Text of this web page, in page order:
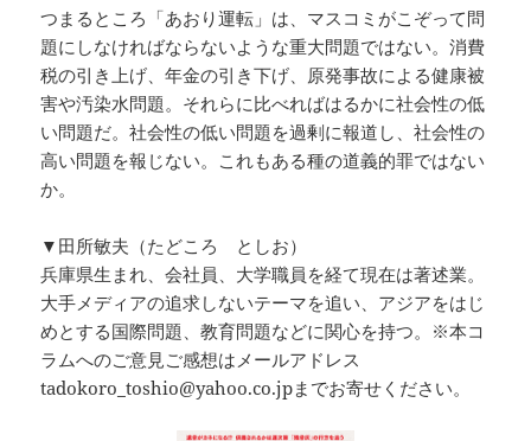
つまるところ「あおり運転」は、マスコミがこぞって問
題にしなければならないような重大問題ではない。消費
税の引き上げ、年金の引き下げ、原発事故による健康被
害や汚染水問題。それらに比べればはるかに社会性の低
い問題だ。社会性の低い問題を過剰に報道し、社会性の
高い問題を報じない。これもある種の道義的罪ではない
か。
▼田所敏夫（たどころ としお）
兵庫県生まれ、会社員、大学職員を経て現在は著述業。
大手メディアの追求しないテーマを追い、アジアをはじ
めとする国際問題、教育問題などに関心を持つ。※本コ
ラムへのご意見ご感想はメールアドレス
tadokoro_toshio@yahoo.co.jpまでお寄せください。